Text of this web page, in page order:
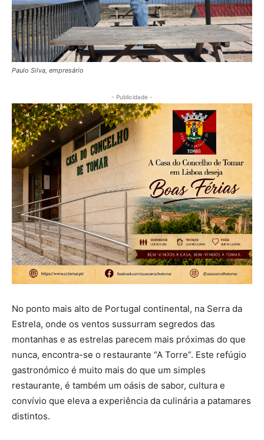
Paulo Silva, empresário
- Publicidade -
No ponto mais alto de Portugal continental, na Serra da
Estrela, onde os ventos sussurram segredos das
montanhas e as estrelas parecem mais próximas do que
nunca, encontra-se o restaurante “A Torre”. Este refúgio
gastronómico é muito mais do que um simples
restaurante, é também um oásis de sabor, cultura e
convívio que eleva a experiência da culinária a patamares
distintos.